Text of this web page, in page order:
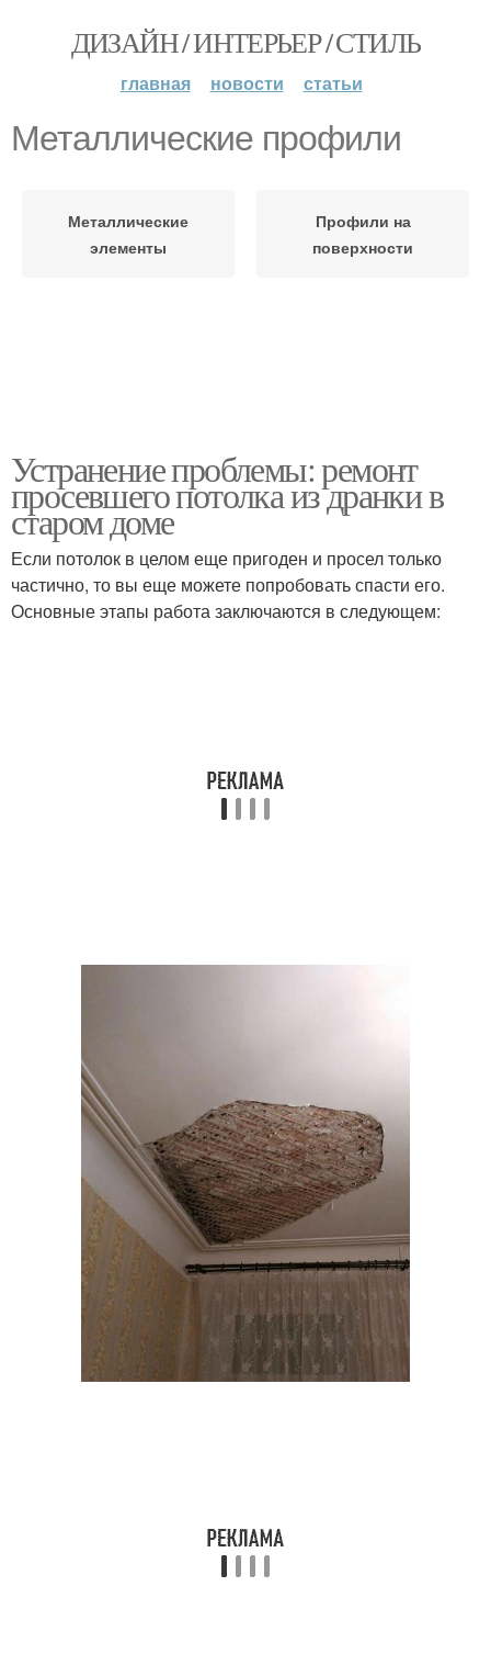
ДИЗАЙН / ИНТЕРЬЕР / СТИЛЬ
главная новости статьи
Металлические профили
Металлические
элементы
Профили на
поверхности
Устранение проблемы: ремонт
просевшего потолка из дранки в
старом доме
Если потолок в целом еще пригоден и просел только
частично, то вы еще можете попробовать спасти его.
Основные этапы работа заключаются в следующем: